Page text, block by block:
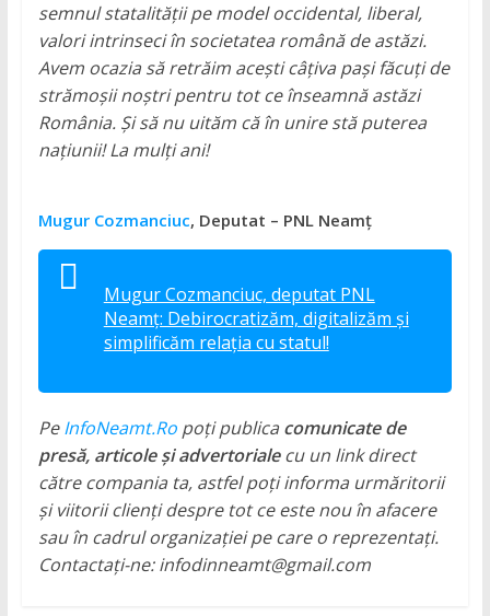
semnul statalității pe model occidental, liberal,
valori intrinseci în societatea română de astăzi.
Avem ocazia să retrăim acești câțiva pași făcuți de
strămoșii noștri pentru tot ce înseamnă astăzi
România. Și să nu uităm că în unire stă puterea
națiunii! La mulți ani!
Mugur Cozmanciuc, Deputat – PNL Neamț
Mugur Cozmanciuc, deputat PNL
Neamț: Debirocratizăm, digitalizăm și
simplificăm relația cu statul!
PeInfoNeamt.Ropoți publica comunicate de
presă, articole și advertorialecu un link direct
către compania ta, astfel poți informa urmăritorii
și viitorii clienți despre tot ce este nou în afacere
sau în cadrul organizației pe care o reprezentați.
Contactați-ne: infodinneamt@gmail.com